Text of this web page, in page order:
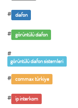
# diafon
# görüntülü diafon
#
görüntülü diafon sistemleri
# commax türkiye
# ip interkom